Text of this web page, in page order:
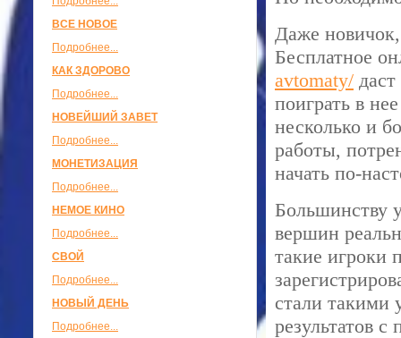
ВСЕ НОВОЕ
Подробнее...
КАК ЗДОРОВО
Подробнее...
НОВЕЙШИЙ ЗАВЕТ
Подробнее...
МОНЕТИЗАЦИЯ
Подробнее...
НЕМОЕ КИНО
Подробнее...
СВОЙ
Подробнее...
НОВЫЙ ДЕНЬ
Подробнее...
Даже
Бесплатное
avtomaty/
поиграть в
несколько и
работы,
начать по-
Большинству
вершин
такие игроки
стали такими
результатов